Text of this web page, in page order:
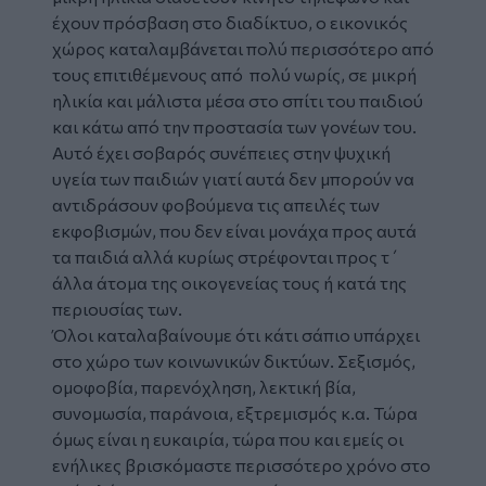
έχουν πρόσβαση στο διαδίκτυο, ο εικονικός
χώρος καταλαμβάνεται πολύ περισσότερο από
τους επιτιθέμενους από πολύ νωρίς, σε μικρή
ηλικία και μάλιστα μέσα στο σπίτι του παιδιού
και κάτω από την προστασία των γονέων του.
Αυτό έχει σοβαρός συνέπειες στην ψυχική
υγεία των παιδιών γιατί αυτά δεν μπορούν να
αντιδράσουν φοβούμενα τις απειλές των
εκφοβισμών, που δεν είναι μονάχα προς αυτά
τα παιδιά αλλά κυρίως στρέφονται προς τ΄
άλλα άτομα της οικογενείας τους ή κατά της
περιουσίας των.
Όλοι καταλαβαίνουμε ότι κάτι σάπιο υπάρχει
στο χώρο των κοινωνικών δικτύων. Σεξισμός,
ομοφοβία, παρενόχληση, λεκτική βία,
συνομωσία, παράνοια, εξτρεμισμός κ.α. Τώρα
όμως είναι η ευκαιρία, τώρα που και εμείς οι
ενήλικες βρισκόμαστε περισσότερο χρόνο στο